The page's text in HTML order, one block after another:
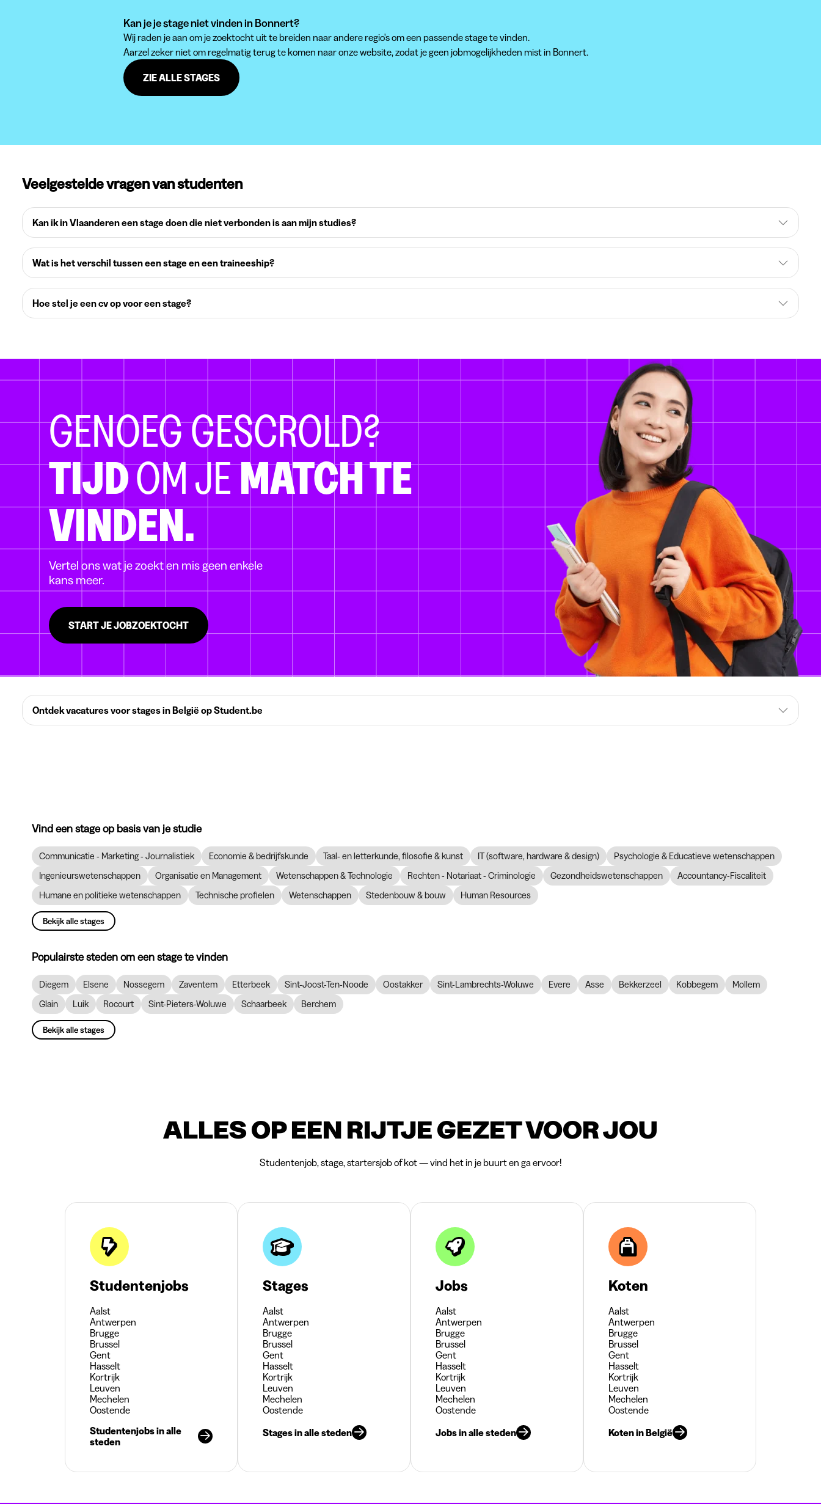
Kan je je stage niet vinden in Bonnert?
Wij raden je aan om je zoektocht uit te breiden naar andere regio's om een passende stage te vinden.
Aarzel zeker niet om regelmatig terug te komen naar onze website, zodat je geen jobmogelijkheden mist in Bonnert.
ZIE ALLE STAGES
Veelgestelde vragen van studenten
Kan ik in Vlaanderen een stage doen die niet verbonden is aan mijn studies?
Wat is het verschil tussen een stage en een traineeship?
Hoe stel je een cv op voor een stage?
GENOEG GESCROLD?
TIJDOM JEMATCH TE
VINDEN.
Vertel ons wat je zoekt en mis geen enkele
kans meer.
START JE JOBZOEKTOCHT
Ontdek vacatures voor stages in België op Student.be
Vind een stage op basis van je studie
Communicatie - Marketing - Journalistiek Economie & bedrijfskunde Taal- en letterkunde, filosofie & kunst IT (software, hardware & design)
Psychologie & Educatieve wetenschappen
Ingenieurswetenschappen
Organisatie en Management Wetenschappen & Technologie Rechten - Notariaat - Criminologie Gezondheidswetenschappen
Accountancy-Fiscaliteit
Humane en politieke wetenschappen
Technische profielen Wetenschappen Stedenbouw & bouw Human Resources
Bekijk alle stages
Populairste steden om een stage te vinden
Diegem Elsene Nossegem Zaventem Etterbeek Sint-Joost-Ten-Noode Oostakker Sint-Lambrechts-Woluwe Evere Asse Bekkerzeel Kobbegem
Mollem
Glain
Luik Rocourt Sint-Pieters-Woluwe Schaarbeek Berchem
Bekijk alle stages
ALLES OP EEN RIJTJE GEZET VOOR JOU
Studentenjob, stage, startersjob of kot — vind het in je buurt en ga ervoor!
Studentenjobs
Aalst
Antwerpen
Brugge
Brussel
Gent
Hasselt
Kortrijk
Leuven
Mechelen
Oostende
Studentenjobs in alle
steden
Stages
Aalst
Antwerpen
Brugge
Brussel
Gent
Hasselt
Kortrijk
Leuven
Mechelen
Oostende
Stages in alle steden
Jobs
Aalst
Antwerpen
Brugge
Brussel
Gent
Hasselt
Kortrijk
Leuven
Mechelen
Oostende
Jobs in alle steden
Koten
Aalst
Antwerpen
Brugge
Brussel
Gent
Hasselt
Kortrijk
Leuven
Mechelen
Oostende
Koten in België